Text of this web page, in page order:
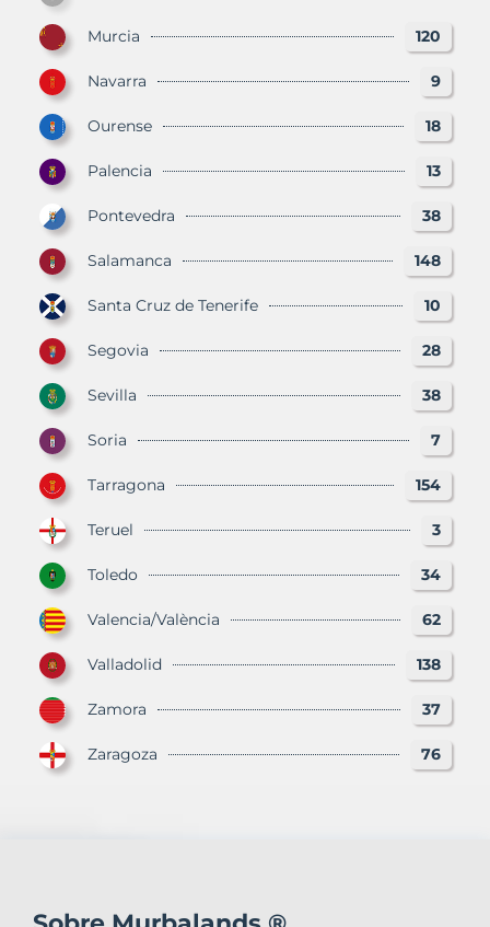
Murcia 120
Navarra 9
Ourense 18
Palencia 13
Pontevedra 38
Salamanca 148
Santa Cruz de Tenerife 10
Segovia 28
Sevilla 38
Soria 7
Tarragona 154
Teruel 3
Toledo 34
Valencia/València 62
Valladolid 138
Zamora 37
Zaragoza 76